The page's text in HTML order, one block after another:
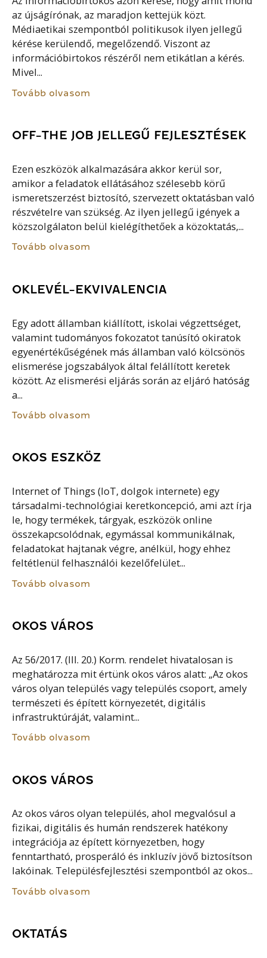
az újságírónak, az maradjon kettejük közt.
Médiaetikai szempontból politikusok ilyen jellegű
kérése kerülendő, megelőzendő. Viszont az
információbirtokos részéről nem etikátlan a kérés.
Mivel...
Tovább olvasom
OFF-THE JOB JELLEGŰ FEJLESZTÉSEK
Ezen eszközök alkalmazására akkor kerül sor,
amikor a feladatok ellátásához szélesebb körű
ismeretszerzést biztosító, szervezett oktatásban való
részvételre van szükség. Az ilyen jellegű igények a
közszolgálaton belül kielégíthetőek a közoktatás,...
Tovább olvasom
OKLEVÉL-EKVIVALENCIA
Egy adott államban kiállított, iskolai végzettséget,
valamint tudományos fokozatot tanúsító okiratok
egyenértékűségének más államban való kölcsönös
elismerése jogszabályok által felállított keretek
között. Az elismerési eljárás során az eljáró hatóság
a...
Tovább olvasom
OKOS ESZKÖZ
Internet of Things (IoT, dolgok internete) egy
társadalmi-technológiai keretkoncepció, ami azt írja
le, hogy termékek, tárgyak, eszközök online
összekapcsolódnak, egymással kommunikálnak,
feladatokat hajtanak végre, anélkül, hogy ehhez
feltétlenül felhasználói kezelőfelület...
Tovább olvasom
OKOS VÁROS
Az 56/2017. (III. 20.) Korm. rendelet hivatalosan is
meghatározza mit értünk okos város alatt: „Az okos
város olyan település vagy település csoport, amely
természeti és épített környezetét, digitális
infrastruktúráját, valamint...
Tovább olvasom
OKOS VÁROS
Az okos város olyan település, ahol megvalósul a
fizikai, digitális és humán rendszerek hatékony
integrációja az épített környezetben, hogy
fenntartható, prosperáló és inkluzív jövő biztosítson
lakóinak. Településfejlesztési szempontból az okos...
Tovább olvasom
OKTATÁS